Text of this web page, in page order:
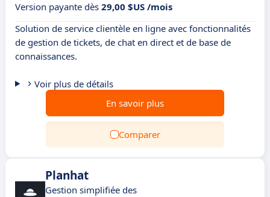
Version payante dès 29,00 $US /mois
Solution de service clientèle en ligne avec fonctionnalités
de gestion de tickets, de chat en direct et de base de
connaissances.
Voir plus de détails
En savoir plus
Comparer
Planhat
Gestion simplifiée des